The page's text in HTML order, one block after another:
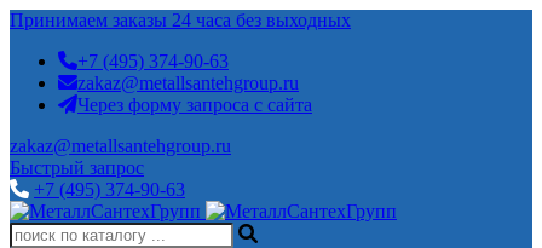
Принимаем заказы 24 часа без выходных
+7 (495) 374-90-63
zakaz@metallsantehgroup.ru
Через форму запроса с сайта
zakaz@metallsantehgroup.ru
Быстрый запрос
+7 (495) 374-90-63